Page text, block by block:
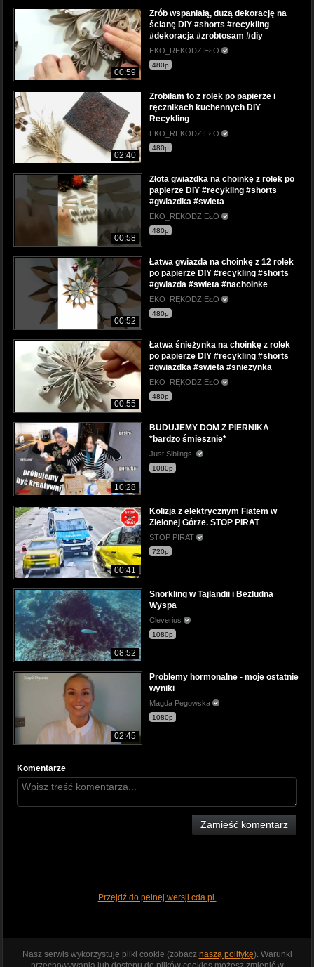
00:59
Zrób wspaniałą, dużą dekorację na
ścianę DIY #shorts #recykling
#dekoracja #zrobtosam #diy
EKO_RĘKODZIEŁO
480p
02:40
Zrobiłam to z rolek po papierze i
ręcznikach kuchennych DIY
Recykling
EKO_RĘKODZIEŁO
480p
00:58
Złota gwiazdka na choinkę z rolek po
papierze DIY #recykling #shorts
#gwiazdka #swieta
EKO_RĘKODZIEŁO
480p
00:52
Łatwa gwiazda na choinkę z 12 rolek
po papierze DIY #recykling #shorts
#gwiazda #swieta #nachoinke
EKO_RĘKODZIEŁO
480p
00:55
Łatwa śnieżynka na choinkę z rolek
po papierze DIY #recykling #shorts
#gwiazdka #swieta #sniezynka
EKO_RĘKODZIEŁO
480p
10:28
BUDUJEMY DOM Z PIERNIKA
*bardzo śmiesznie*
Just Siblings!
1080p
00:41
Kolizja z elektrycznym Fiatem w
Zielonej Górze. STOP PIRAT
STOP PIRAT
720p
08:52
Snorkling w Tajlandii i Bezludna
Wyspa
Cleverius
1080p
02:45
Problemy hormonalne - moje ostatnie
wyniki
Magda Pegowska
1080p
Komentarze
Zamieść komentarz
Przejdź do pełnej wersji cda.pl
Nasz serwis wykorzystuje pliki cookie (zobacz naszą politykę). Warunki